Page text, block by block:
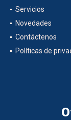
Servicios
Novedades
Contáctenos
Políticas de